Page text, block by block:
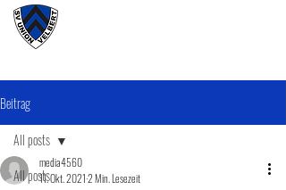
Beitrag
All posts
All posts
media4560
11. Okt. 20212 Min. Lesezeit